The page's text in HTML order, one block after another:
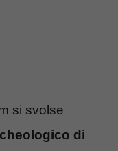
si svolse
di